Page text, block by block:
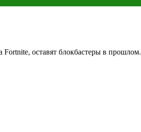
оставят блокбастеры в прошлом.